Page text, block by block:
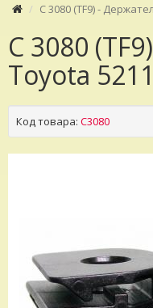
C 3080 (TF9) -
C 3080
Toyota
Код товара: C3080